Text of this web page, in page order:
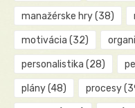
manažérske hry(38)
motivácia (32)
personalistika (28)
plány(48) procesy